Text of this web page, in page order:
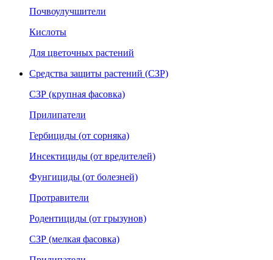
Почвоулучшители
Кислоты
Для цветочных растений
Средства защиты растений (СЗР)
СЗР (крупная фасовка)
Прилипатели
Гербициды (от сорняка)
Инсектициды (от вредителей)
Фунгициды (от болезней)
Протравители
Родентициды (от грызунов)
СЗР (мелкая фасовка)